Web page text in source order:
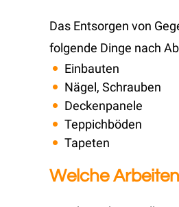
Das Entsorgen von
folgende Dinge nach
Einbauten
Nägel, Schrauben
Deckenpanele
Teppichböden
Tapeten
Welche